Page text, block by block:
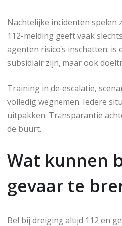
Nachtelijke incidenten spelen
112-melding geeft vaak
agenten risico’s inschatten:
subsidiair zijn, maar ook
Training in de-escalatie,
volledig wegnemen. Iedere
uitpakken. Transparantie
de buurt.
Wat kunnen
gevaar te
Bel bij dreiging altijd 112 en